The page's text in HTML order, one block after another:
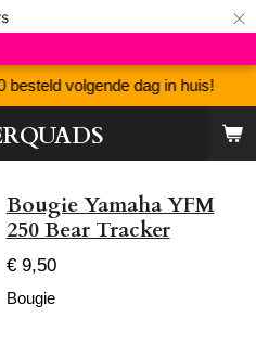
×
besteld volgende dag in huis!
Bougie Yamaha YFM
250 Bear Tracker
€ 9,50
Bougie